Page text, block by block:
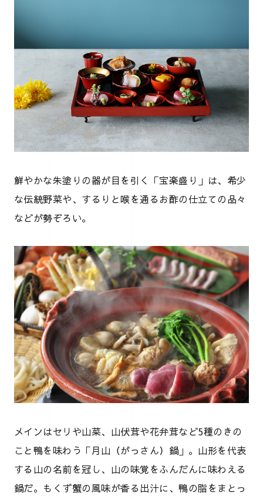
鮮やかな朱塗りの器が目を引く「宝楽盛り」は、希少
な伝統野菜や、するりと喉を通るお酢の仕立ての品々
などが勢ぞろい。
メインはセリや山菜、山伏茸や花弁茸など5種のきの
こと鴨を味わう「月山（がっさん）鍋」。山形を代表
する山の名前を冠し、山の味覚をふんだんに味わえる
鍋だ。もくず蟹の風味が香る出汁に、鴨の脂をまとっ